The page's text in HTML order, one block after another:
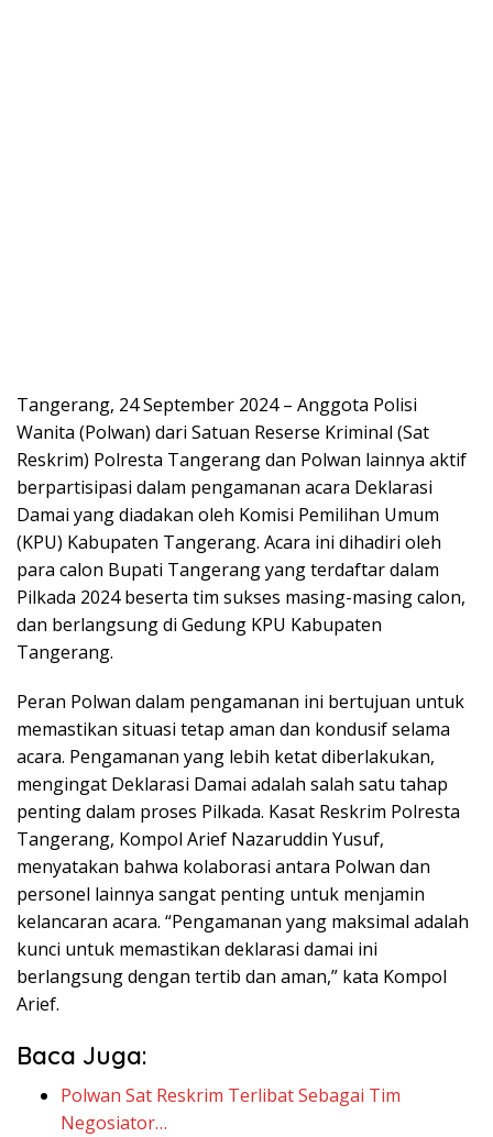
Tangerang, 24 September 2024 – Anggota Polisi
Wanita (Polwan) dari Satuan Reserse Kriminal (Sat
Reskrim) Polresta Tangerang dan Polwan lainnya aktif
berpartisipasi dalam pengamanan acara Deklarasi
Damai yang diadakan oleh Komisi Pemilihan Umum
(KPU) Kabupaten Tangerang. Acara ini dihadiri oleh
para calon Bupati Tangerang yang terdaftar dalam
Pilkada 2024 beserta tim sukses masing-masing calon,
dan berlangsung di Gedung KPU Kabupaten
Tangerang.
Peran Polwan dalam pengamanan ini bertujuan untuk
memastikan situasi tetap aman dan kondusif selama
acara. Pengamanan yang lebih ketat diberlakukan,
mengingat Deklarasi Damai adalah salah satu tahap
penting dalam proses Pilkada. Kasat Reskrim Polresta
Tangerang, Kompol Arief Nazaruddin Yusuf,
menyatakan bahwa kolaborasi antara Polwan dan
personel lainnya sangat penting untuk menjamin
kelancaran acara. “Pengamanan yang maksimal adalah
kunci untuk memastikan deklarasi damai ini
berlangsung dengan tertib dan aman,” kata Kompol
Arief.
Baca Juga:
Polwan Sat Reskrim Terlibat Sebagai Tim
Negosiator…